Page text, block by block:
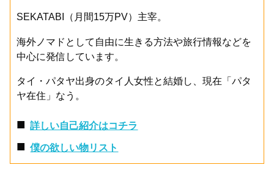
SEKATABI（月間15万PV）主宰。
海外ノマドとして自由に生きる方法や旅行情報などを
中心に発信しています。
タイ・パタヤ出身のタイ人女性と結婚し、現在「パタ
ヤ在住」なう。
■詳しい自己紹介はコチラ
■僕の欲しい物リスト